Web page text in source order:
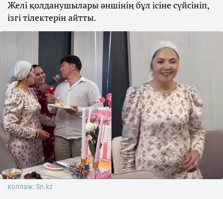
Желі қолданушылары әншінің бұл ісіне сүйсініп,
ізгі тілектерін айтты.
коллаж: Sn.kz